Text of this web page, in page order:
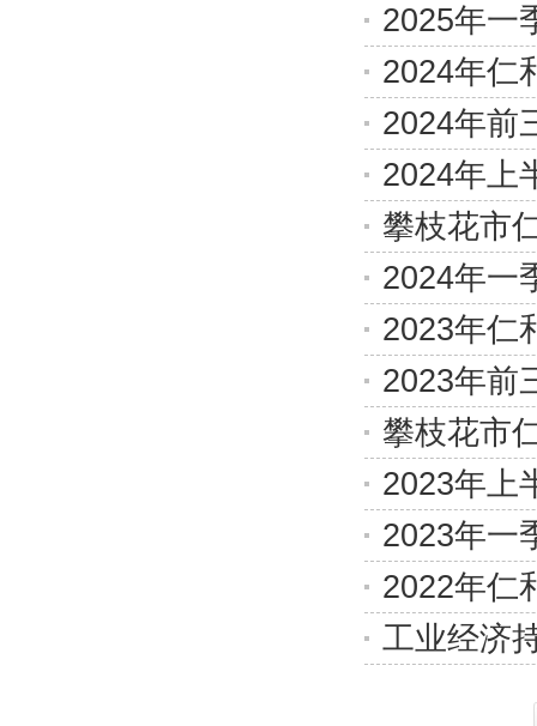
2025年一
2024年仁
2024年前
2024年上
攀枝花市
2024年一
2023年仁
2023年前
攀枝花市
2023年上
2023年一
2022年仁
工业经济